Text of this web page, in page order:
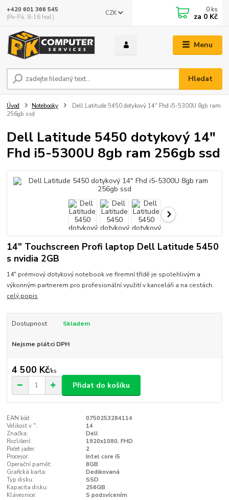
Menu
CZK
Hledat
+420 601 366 545
(Po-Pá, 8-16 hod.)
0 ks
za 0 Kč
Úvod Notebooky
Dell Latitude 5450 dotykový 14" Fhd i5-5300U 8gb ram
256gb ssd
Dell Latitude 5450 dotykový 14"
Fhd i5-5300U 8gb ram 256gb ssd
14" Touchscreen Profi laptop Dell Latitude 5450
s nvidia 2GB
14" prémiový dotykový notebook ve firemní třídě je spolehlivým a
výkonným partnerem pro profesionální využití v kanceláři a na cestách.
celý popis
Dostupnost Skladem
Nejsme plátci DPH
4 500 Kč/ks
Přidat do košíku
EAN kód:
0750253284114
Velikost v ":
14
Značka:
Dell
Rozlišení:
1920x1080, FHD
Počet jader:
2
Procesor:
Intel core i5
Operační paměť:
8GB
Grafická karta:
Dedikovaná
Typ disku:
SSD
Kapacita disku:
256GB
Klávesnice:
S podsvícením